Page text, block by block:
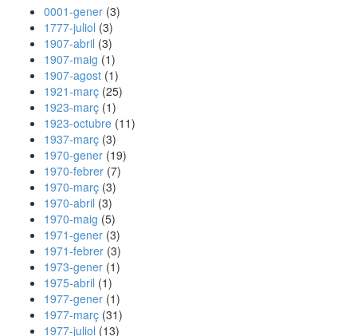
0001-gener (3)
1777-juliol (3)
1907-abril (3)
1907-maig (1)
1907-agost (1)
1921-març (25)
1923-març (1)
1923-octubre (11)
1937-març (3)
1970-gener (19)
1970-febrer (7)
1970-març (3)
1970-abril (3)
1970-maig (5)
1971-gener (3)
1971-febrer (3)
1973-gener (1)
1975-abril (1)
1977-gener (1)
1977-març (31)
1977-juliol (13)